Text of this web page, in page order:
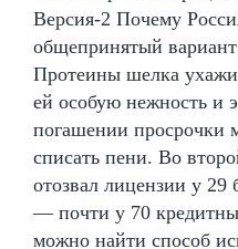
Версия-2 Почему
общепринятый
Протеины шелка
ей особую нежность и
погашении просрочки
списать пени. Во
отозвал лицензии у
— почти у 70
можно найти способ